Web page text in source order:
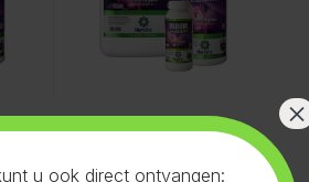
u ook direct ontvangen:
×